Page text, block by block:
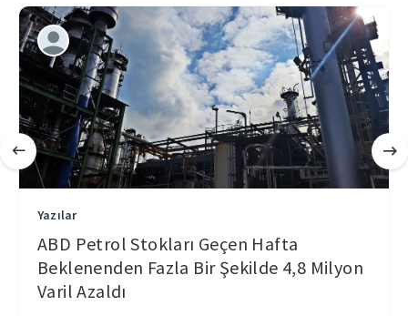
Yazılar
ABD Petrol Stokları Geçen Hafta
Beklenenden Fazla Bir Şekilde 4,8 Milyon
Varil Azaldı